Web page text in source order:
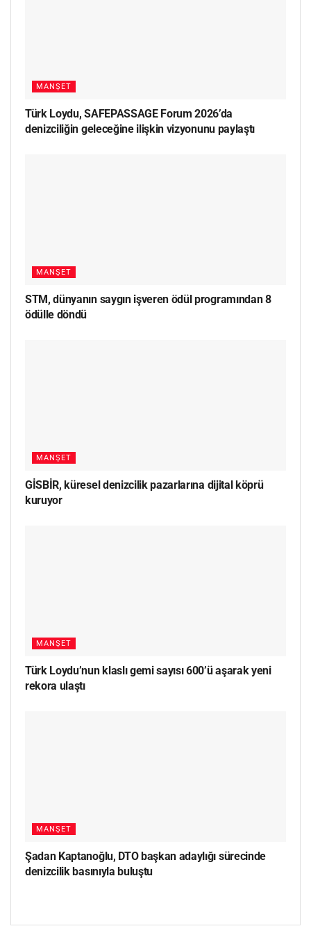
MANŞET
Türk Loydu, SAFEPASSAGE Forum 2026’da
denizciliğin geleceğine ilişkin vizyonunu paylaştı
MANŞET
STM, dünyanın saygın işveren ödül programından 8
ödülle döndü
MANŞET
GİSBİR, küresel denizcilik pazarlarına dijital köprü
kuruyor
MANŞET
Türk Loydu’nun klaslı gemi sayısı 600’ü aşarak yeni
rekora ulaştı
MANŞET
Şadan Kaptanoğlu, DTO başkan adaylığı sürecinde
denizcilik basınıyla buluştu